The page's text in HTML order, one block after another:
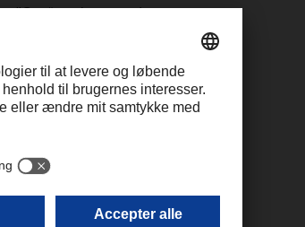
"One“ markerer, at dette var
digitale tvilling @ILO,
måler gods på